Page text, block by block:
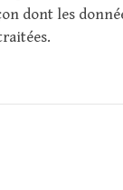
dont les
.